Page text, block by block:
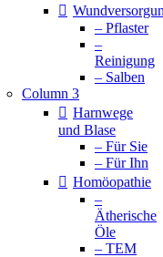
– Pflaster
–
Reinigung
– Salben
Column 3
Harnwege
und Blase
– Für Sie
– Für Ihn
Homöopathie
–
Ätherische
Öle
– TEM